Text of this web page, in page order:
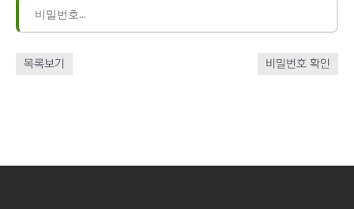
목록보기 비밀번호 확인